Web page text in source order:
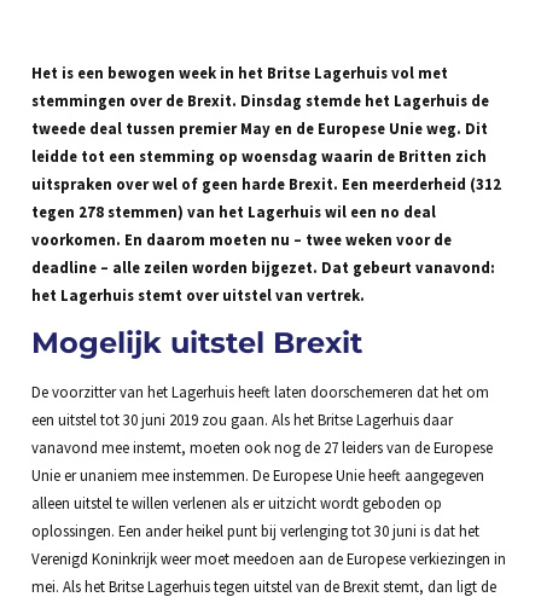
Het is een bewogen week in het Britse Lagerhuis vol met
stemmingen over de Brexit. Dinsdag stemde het Lagerhuis de
tweede deal tussen premier May en de Europese Unie weg. Dit
leidde tot een stemming op woensdag waarin de Britten zich
uitspraken over wel of geen harde Brexit. Een meerderheid (312
tegen 278 stemmen) van het Lagerhuis wil een no deal
voorkomen. En daarom moeten nu – twee weken voor de
deadline – alle zeilen worden bijgezet. Dat gebeurt vanavond:
het Lagerhuis stemt over uitstel van vertrek.
Mogelijk uitstel Brexit
De voorzitter van het Lagerhuis heeft laten doorschemeren dat het om
een uitstel tot 30 juni 2019 zou gaan. Als het Britse Lagerhuis daar
vanavond mee instemt, moeten ook nog de 27 leiders van de Europese
Unie er unaniem mee instemmen. De Europese Unie heeft aangegeven
alleen uitstel te willen verlenen als er uitzicht wordt geboden op
oplossingen. Een ander heikel punt bij verlenging tot 30 juni is dat het
Verenigd Koninkrijk weer moet meedoen aan de Europese verkiezingen in
mei. Als het Britse Lagerhuis tegen uitstel van de Brexit stemt, dan ligt de